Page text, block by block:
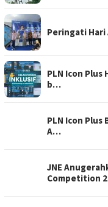
Peringati Hari
PLN Icon
b…
PLN Icon Plus
A…
JNE
Competition